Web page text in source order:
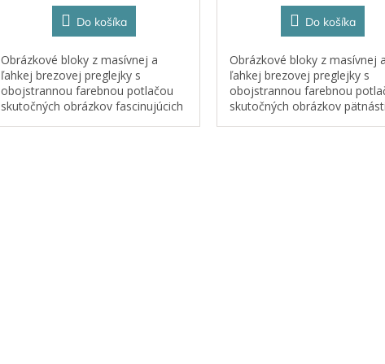
Do košíka
Obrázkové bloky z masívnej a
ľahkej brezovej preglejky s
obojstrannou farebnou potlačou
skutočných obrázkov fascinujúcich
Do košíka
Obrázkové bloky z masívnej a
ľahkej brezovej preglejky s
obojstrannou farebnou
skutočných obrázkov